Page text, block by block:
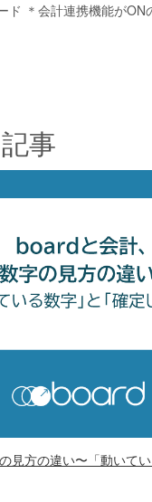
ド ＊会計連携機能がON
事
見方の違い〜「動いて